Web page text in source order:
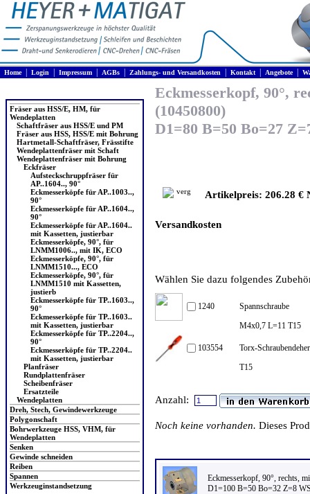
Home| Login Impressum AGBs Zahlungs- und Versandkosten Kontakt| Angebote|
Fräser aus HSS/E, HM, für
Wendeplatten
Schaftfräser aus HSS/E und PM
Fräser aus HSS, HSS/E mit Bohrung
Hartmetall-Schaftfräser, Frässtifte
Wendeplattenfräser mit Schaft
Wendeplattenfräser mit Bohrung
Eckfräser
Aufsteckschruppfräser für
AP..1604.., 90°
Eckmesserköpfe für AP..1003..,
90°
Eckmesserköpfe für AP..1604..,
90°
Eckmesserköpfe für AP..1604..
mit Kassetten, justierbar
Eckmesserköpfe, 90°, für
LNMM1006.., mit IK, ECO
Eckmesserköpfe, 90°, für
LNMM1510..., ECO
Eckmesserköpfe, 90°, für
LNMM1510 mit Kassetten,
justierb
Eckmesserköpfe für TP..1603..,
90°
Eckmesserköpfe für TP..1603..
mit Kassetten, justierbar
Eckmesserköpfe für TP..2204..,
90°
Eckmesserköpfe für TP..2204..
mit Kassetten, justierbar
Planfräser
Rundplattenfräser
Scheibenfräser
Ersatzteile
Wendeplatten
Dreh, Stech, Gewindewerkzeuge
Polygonschaft
Bohrwerkzeuge HSS, VHM, für
Wendeplatten
Senken
Gewinde schneiden
Reiben
Spannen
Werkzeuginstandsetzung
Eckmesserkopf, 90°,
(10450800)
D1=80 B=50 Bo=27
Artikelpreis: 206.28 €
Versandkosten
Wählen Sie dazu folgendes
1240
Spannschraube
M4x0,7 L=11 T15
103554
Torx-
T15
Anzahl:
Noch keine vorhanden. Dieses
Eckmesserkopf, 90°, rechts,
D1=100 B=50 Bo=32 Z=8